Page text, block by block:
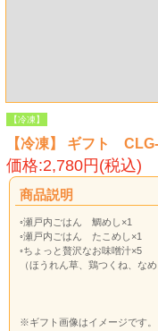
【冷凍】
【冷凍】 ギフト
価格:2,780円(税込)
商品説明
◦瀬戸内ごはん 鯛めし×1
◦瀬戸内ごはん たこめし×1
◦ちょっと贅沢なお味噌汁×5
（ほうれん草、鶏つくね、な
※ギフト画像はイメージです。